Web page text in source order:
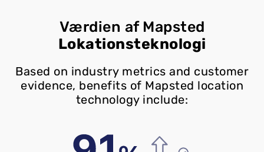
Værdien af Mapsted
Lokationsteknologi
Based on industry metrics and customer
evidence, benefits of Mapsted location
technology include: